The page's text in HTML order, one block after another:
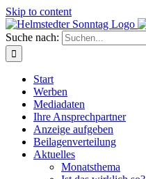
Skip to content
Suche nach:
Start
Werben
Mediadaten
Ihre Ansprechpartner
Anzeige aufgeben
Beilagenverteilung
Aktuelles
Monatsthema